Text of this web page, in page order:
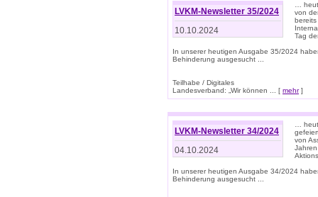
LVKM-Newsletter 35/2024
10.10.2024
…
von
bereits
Tag
In unserer heutigen Ausgabe 35/2024
Behinderung ausgesucht ...
Teilhabe / Digitales
Landesverband: „Wir können ... [ mehr]
LVKM-Newsletter 34/2024
04.10.2024
…
von
In unserer heutigen Ausgabe 34/2024
Behinderung ausgesucht ...